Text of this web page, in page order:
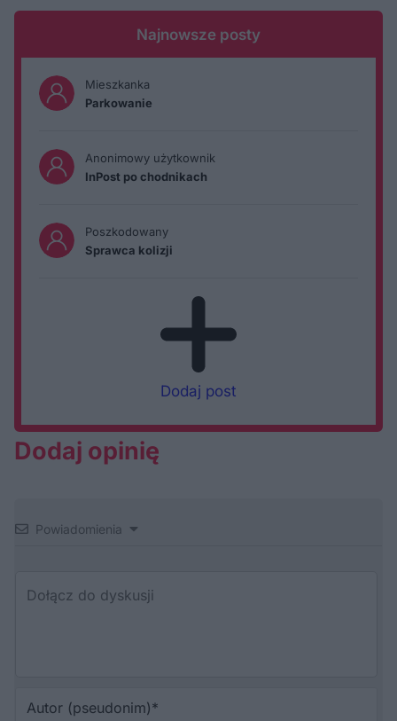
Najnowsze posty
Mieszkanka
Parkowanie
Anonimowy użytkownik
InPost po chodnikach
Poszkodowany
Sprawca kolizji
Dodaj post
Dodaj opinię
Powiadomienia